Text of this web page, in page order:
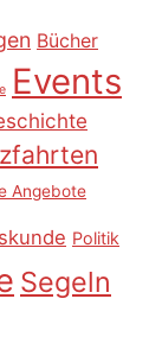
Bücher
Events
Angebote
Politik
Segeln